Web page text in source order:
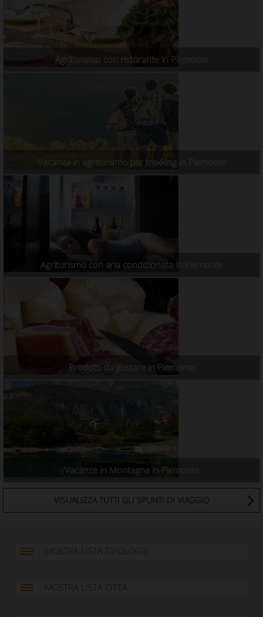
Agriturismo con ristorante in Piemonte
Vacanza in agriturismo per trekking in Piemonte
Agriturismo con aria condizionata in Piemonte
Prodotti da gustare in Piemonte
Vacanze in Montagna in Piemonte
VISUALIZZA TUTTI GLI SPUNTI DI VIAGGIO
MOSTRA LISTA TIPOLOGIE
MOSTRA LISTA CITTA